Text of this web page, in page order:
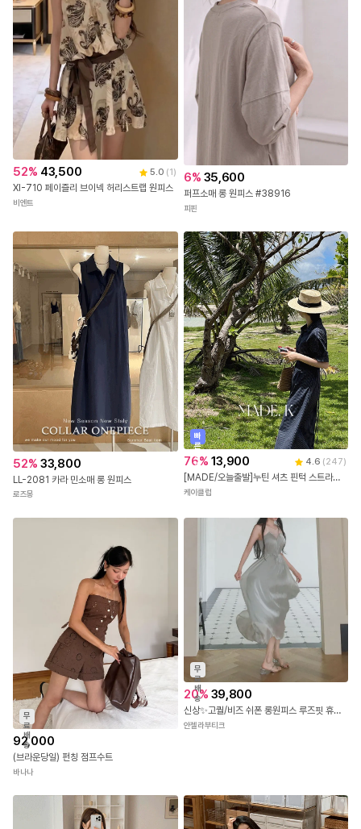
52% 43,500 5.0 (1 )
XI-710 페이즐리 브이넥 허리스트랩 원피스
비엔트
6% 35,600
퍼프소매 롱 원피스 #38916
피핀
52% 33,800
LL-2081 카라 민소매 롱 원피스
로즈몽
빠
른
출
발
76% 13,900 4.6 (247)
[MADE/오늘출발]누틴 셔츠 핀턱 스트라이프 롱 원피스 (S-XL/1만장돌파)
케이클럽
무
료
배
송
92,000
(브라운당일) 펀칭 점프수트
바나나
무
료
배
송
20% 39,800
신상✨고퀄/비즈 쉬폰 롱원피스 루즈핏 휴양지룩 이브닝 원피스
안젤라부티크